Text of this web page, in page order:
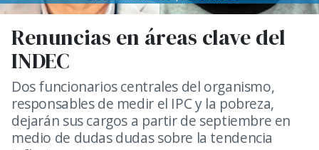
Renuncias en áreas clave del
INDEC
Dos funcionarios centrales del organismo,
responsables de medir el IPC y la pobreza,
dejarán sus cargos a partir de septiembre en
medio de dudas dudas sobre la tendencia